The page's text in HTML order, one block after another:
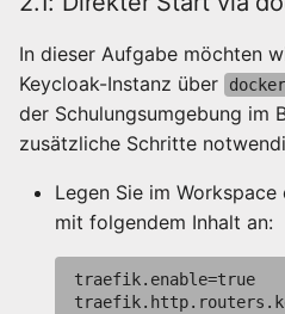
In dieser Aufgabe möchten
Keycloak-Instanz über
der Schulungsumgebung im
zusätzliche Schritte
Legen Sie im Workspace
mit folgendem Inhalt an:
traefik.enable=true